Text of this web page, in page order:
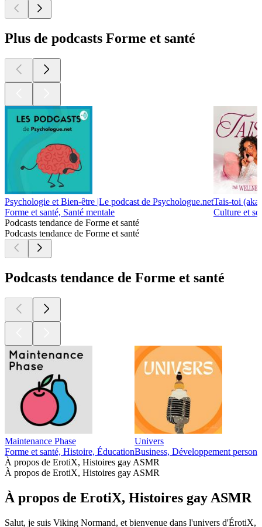
Plus de podcasts Forme et santé
Psychologie et Bien-être |Le podcast de Psychologue.net
Forme et santé, Santé mentale
Tais-toi (aka
Culture et
Podcasts tendance de Forme et santé
Podcasts tendance de Forme et santé
Podcasts tendance de Forme et santé
Maintenance Phase
Forme et santé, Histoire, Éducation
Univers
Business, Développement
À propos de ErotiX, Histoires gay ASMR
À propos de ErotiX, Histoires gay ASMR
À propos de ErotiX, Histoires gay ASMR
Salut, je suis Viking Normand, et bienvenue dans l'univers d'ÉrotiX,